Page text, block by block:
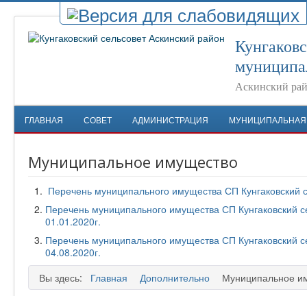
Аскинский
ГЛАВНАЯ СОВЕТ АДМИНИСТРАЦИЯ
Муниципальное имущество
Перечень муниципального имущества СП Кунгаковский
Перечень муниципального имущества СП Кунгаковский
01.01.2020г.
Перечень муниципального имущества СП Кунгаковский
04.08.2020г.
Вы здесь:
Главная Дополнительно Муниципальное